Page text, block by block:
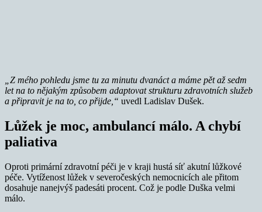
„Z mého pohledu jsme tu za minutu dvanáct a máme pět až sedm
let na to nějakým způsobem adaptovat strukturu zdravotních služeb
a připravit je na to, co přijde,“ uvedl Ladislav Dušek.
Lůžek je moc, ambulancí málo. A chybí
paliativa
Oproti primární zdravotní péči je v kraji hustá síť akutní lůžkové
péče. Vytíženost lůžek v severočeských nemocnicích ale přitom
dosahuje nanejvýš padesáti procent. Což je podle Duška velmi
málo.